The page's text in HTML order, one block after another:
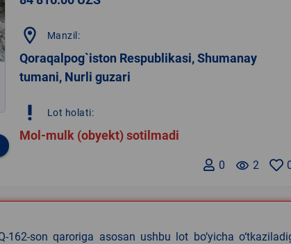
location_on Manzil:
Qoraqalpog`iston Respublikasi, Shumanay
tumani, Nurli guzari
priority_high Lot holati:
Mol-mulk (obyekt) sotilmadi
remove_red_eye 2
0
162-son qaroriga asosan ushbu lot bo‘yicha